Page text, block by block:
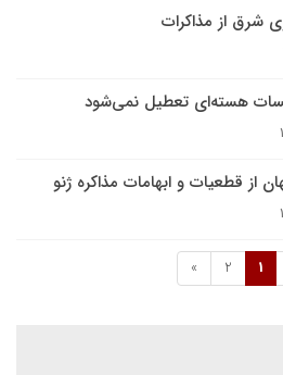
شرق از مذاکرات
هسته‌ای تعطیل نمی‌شود
از قطعیات و ابهامات مذاکره ژنو
1
2
»